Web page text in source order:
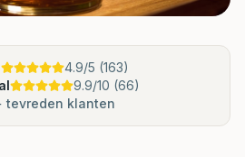
4.9/5 (163)
9.9/10 (66)
tevreden klanten